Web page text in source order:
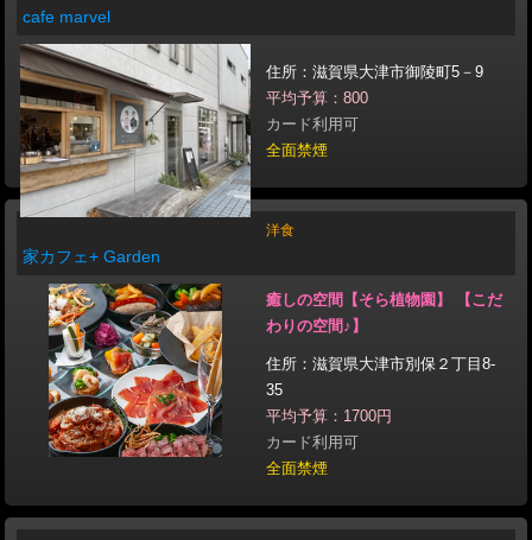
cafe marvel
住所：滋賀県大津市御陵町5－9
平均予算：800
カード利用可
全面禁煙
洋食
家カフェ+ Garden
癒しの空間【そら植物園】 【こだ
わりの空間♪】
住所：滋賀県大津市別保２丁目8-
35
平均予算：1700円
カード利用可
全面禁煙